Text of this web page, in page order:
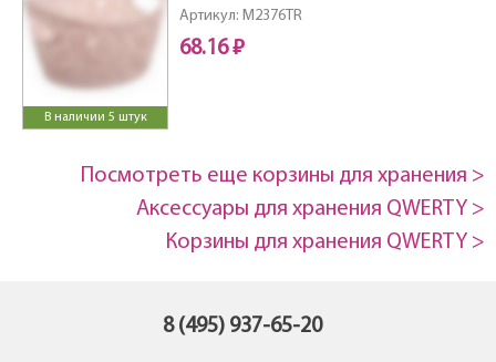
В наличии 5 штук
Артикул: M2376TR
68.16 ₽
Посмотреть еще корзины для хранения >
Аксессуары для хранения QWERTY >
Корзины для хранения QWERTY >
8 (495) 937-65-20